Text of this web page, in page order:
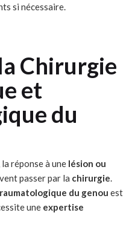
si nécessaire.
Chirurgie
et
du
réponse à une lésion ou
passer par la chirurgie
du genou est
une expertise